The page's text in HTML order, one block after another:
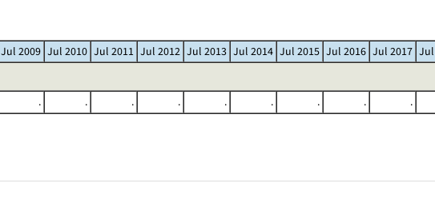
Jul 2009 Jul 2010 Jul 2011 Jul 2012 Jul 2013 Jul 2014 Jul 2015 Jul 2016 Jul 2017
. . . . . . . . .